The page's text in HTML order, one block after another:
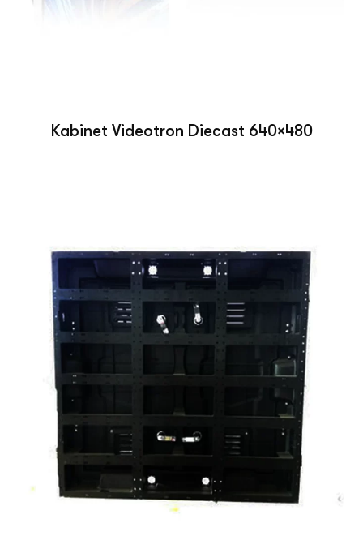
Kabinet Videotron Diecast 640×480